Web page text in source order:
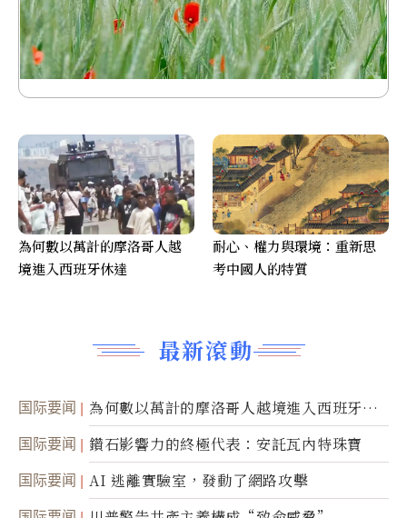
最新滾動
国际要闻
為何數以萬計的摩洛哥人越境進入西班牙休
達
国际要闻 鑽石影響力的終極代表：安託瓦內特珠寶
国际要闻 AI 逃離實驗室，發動了網路攻擊
為何數以萬計的摩洛哥人越
境進入西班牙休達
耐心、權力與環境：重新思
考中國人的特質